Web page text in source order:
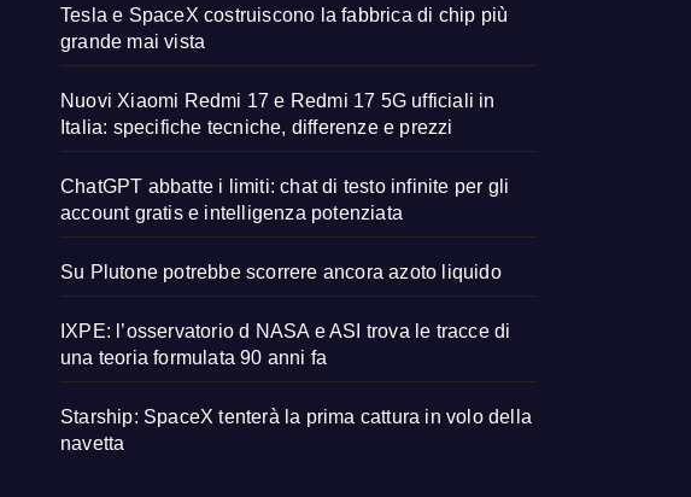
Tesla e SpaceX costruiscono la fabbrica di chip più
grande mai vista
Nuovi Xiaomi Redmi 17 e Redmi 17 5G ufficiali in
Italia: specifiche tecniche, differenze e prezzi
ChatGPT abbatte i limiti: chat di testo infinite per gli
account gratis e intelligenza potenziata
Su Plutone potrebbe scorrere ancora azoto liquido
IXPE: l’osservatorio d NASA e ASI trova le tracce di
una teoria formulata 90 anni fa
Starship: SpaceX tenterà la prima cattura in volo della
navetta